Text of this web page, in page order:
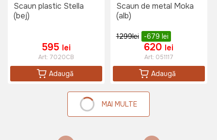
Scaun plastic Stella
(bej)
595 lei
Art: 7020CB
Adaugă
Scaun de metal Moka
(alb)
1299lei -679 lei
620 lei
Art: 051117
Adaugă
MAI MULTE